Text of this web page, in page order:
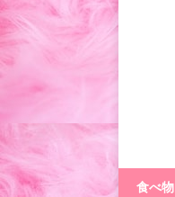
食べ物